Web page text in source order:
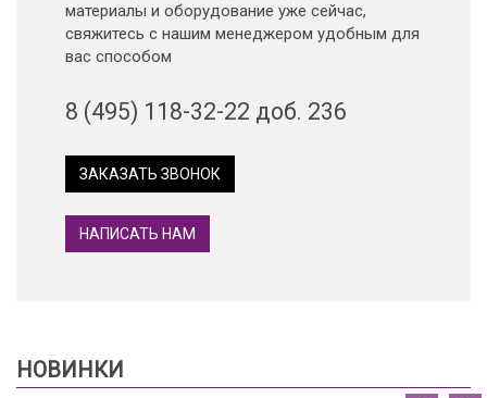
материалы и оборудование уже сейчас,
свяжитесь с нашим менеджером удобным для
вас способом
8 (495) 118-32-22 доб. 236
ЗАКАЗАТЬ ЗВОНОК
НАПИСАТЬ НАМ
НОВИНКИ